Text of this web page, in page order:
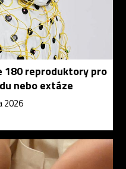
180 reproduktory pro
nebo extáze
2026